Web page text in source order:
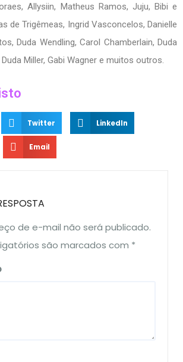
Allysiin, Matheus Ramos, Juju, Bibi e
de Trigêmeas, Ingrid Vasconcelos, Danielle
Duda Wendling, Carol Chamberlain, Duda
Miller, Gabi Wagner e muitos outros.
Twitter LinkedIn
Email
de e-mail não será publicado.
são marcados com *